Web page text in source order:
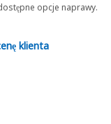
opcje naprawy.
klienta